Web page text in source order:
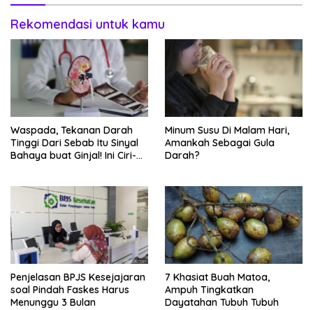
Rekomendasi untuk kamu
Waspada, Tekanan Darah
Tinggi Dari Sebab Itu Sinyal
Bahaya buat Ginjal! Ini Ciri-
Minum Susu Di Malam Hari,
Amankah Sebagai Gula
Darah?
Penjelasan BPJS Kesejajaran
soal Pindah Faskes Harus
Menunggu 3 Bulan
7 Khasiat Buah Matoa,
Ampuh Tingkatkan
Dayatahan Tubuh Tubuh